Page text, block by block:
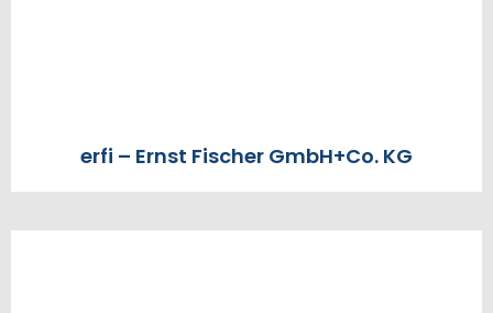
erfi – Ernst Fischer GmbH+Co. KG